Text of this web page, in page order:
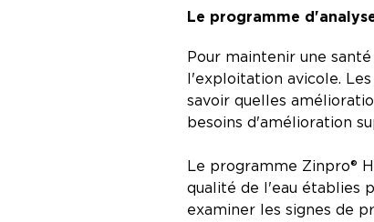
Le programme
Pour maintenir une
l'exploitation avicole.
savoir quelles
besoins d'amélioration
Le programme Zinpro®
qualité de l'eau établies
examiner les signes de